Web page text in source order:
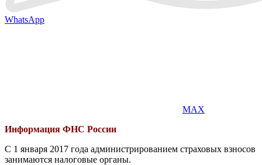
WhatsApp
MAX
Информация ФНС России
С 1 января 2017 года администрированием страховых взносов
занимаются налоговые органы.